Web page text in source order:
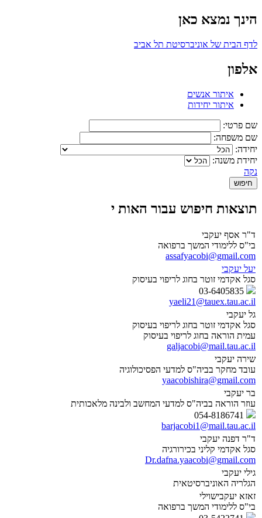
הינך נמצא כאן
לדף הבית של אוניברסיטת תל אביב
אלפון
איתור אנשים
איתור יחידות
שם פרטי:
שם משפחה:
יחידה:
יחידת משנה:
נקה
תוצאות חיפוש עבור האות י
ד"ר אסף יעקבי
בי"ס ללימודי המשך ברפואה
assafyacobi@gmail.com
יעל יעקבי
סגל אקדמי זוטר בחוג לריפוי בעיסוק
yaeli21@tauex.tau.ac.il
גל יעקבי
סגל אקדמי זוטר בחוג לריפוי בעיסוק
עמית הוראה בחוג לריפוי בעיסוק
galjacobi@mail.tau.ac.il
שירה יעקבי
עובד מחקר בביה"ס למדעי הפסיכולוגיה
yaacobishira@gmail.com
בר יעקבי
עוזר הוראה בביה"ס למדעי המחשב ולבינה מלאכותית
barjacobi1@mail.tau.ac.il
ד"ר דפנה יעקבי
סגל אקדמי קליני בכירורגיה
Dr.dafna.yaacobi@gmail.com
גילי יעקבי
הגלריה האוניברסיטאית
זאזא יעקבישוילי
בי"ס ללימודי המשך ברפואה